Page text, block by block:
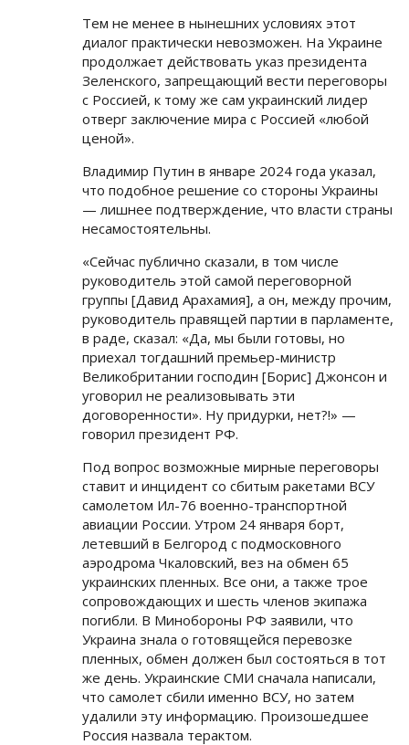
Тем не менее в нынешних условиях этот
диалог практически невозможен. На Украине
продолжает действовать указ президента
Зеленского, запрещающий вести переговоры
с Россией, к тому же сам украинский лидер
отверг заключение мира с Россией «любой
ценой».
Владимир Путин в январе 2024 года указал,
что подобное решение со стороны Украины
— лишнее подтверждение, что власти страны
несамостоятельны.
«Сейчас публично сказали, в том числе
руководитель этой самой переговорной
группы [Давид Арахамия], а он, между прочим,
руководитель правящей партии в парламенте,
в раде, сказал: «Да, мы были готовы, но
приехал тогдашний премьер-министр
Великобритании господин [Борис] Джонсон и
уговорил не реализовывать эти
договоренности». Ну придурки, нет?!» —
говорил президент РФ.
Под вопрос возможные мирные переговоры
ставит и инцидент со сбитым ракетами ВСУ
самолетом Ил-76 военно-транспортной
авиации России. Утром 24 января борт,
летевший в Белгород с подмосковного
аэродрома Чкаловский, вез на обмен 65
украинских пленных. Все они, а также трое
сопровождающих и шесть членов экипажа
погибли. В Минобороны РФ заявили, что
Украина знала о готовящейся перевозке
пленных, обмен должен был состояться в тот
же день. Украинские СМИ сначала написали,
что самолет сбили именно ВСУ, но затем
удалили эту информацию. Произошедшее
Россия назвала терактом.